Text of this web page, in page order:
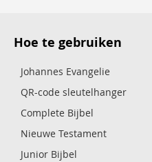
Hoe te gebruiken
Johannes Evangelie
QR-code sleutelhanger
Complete Bijbel
Nieuwe Testament
Junior Bijbel